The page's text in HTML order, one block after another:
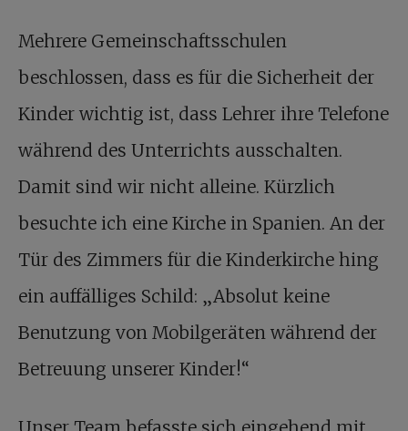
Mehrere Gemeinschaftsschulen
beschlossen, dass es für die Sicherheit der
Kinder wichtig ist, dass Lehrer ihre Telefone
während des Unterrichts ausschalten.
Damit sind wir nicht alleine. Kürzlich
besuchte ich eine Kirche in Spanien. An der
Tür des Zimmers für die Kinderkirche hing
ein auffälliges Schild: „Absolut keine
Benutzung von Mobilgeräten während der
Betreuung unserer Kinder!“